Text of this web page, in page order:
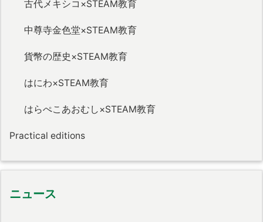
古代メキシコ×STEAM教育
中尊寺金色堂×STEAM教育
貨幣の歴史×STEAM教育
はにわ×STEAM教育
はらぺこあおむし×STEAM教育
Practical editions
ニュース